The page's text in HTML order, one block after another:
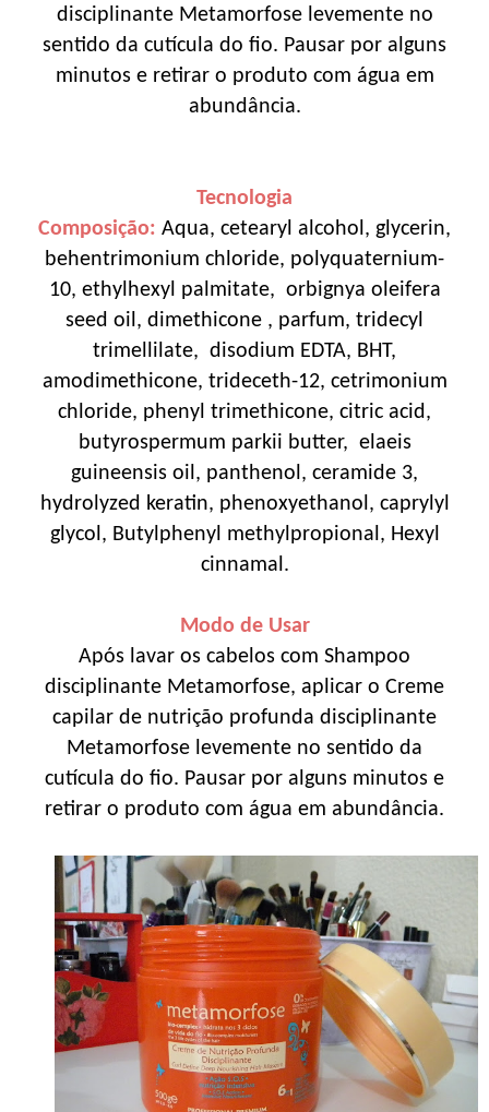
disciplinante Metamorfose levemente no
sentido da cutícula do fio. Pausar por alguns
minutos e retirar o produto com água em
abundância.
Tecnologia
Composição: Aqua, cetearyl alcohol, glycerin,
behentrimonium chloride, polyquaternium-
10, ethylhexyl palmitate, orbignya oleifera
seed oil, dimethicone , parfum, tridecyl
trimellilate, disodium EDTA, BHT,
amodimethicone, trideceth-12, cetrimonium
chloride, phenyl trimethicone, citric acid,
butyrospermum parkii butter, elaeis
guineensis oil, panthenol, ceramide 3,
hydrolyzed keratin, phenoxyethanol, caprylyl
glycol, Butylphenyl methylpropional, Hexyl
cinnamal.
Modo de Usar
Após lavar os cabelos com Shampoo
disciplinante Metamorfose, aplicar o Creme
capilar de nutrição profunda disciplinante
Metamorfose levemente no sentido da
cutícula do fio. Pausar por alguns minutos e
retirar o produto com água em abundância.